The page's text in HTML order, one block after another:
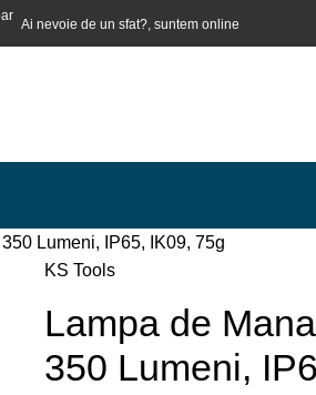
Ai nevoie de un sfat?, suntem online
Lumeni, IP65, IK09, 75g
KS Tools
Lampa de
350 Lumeni,